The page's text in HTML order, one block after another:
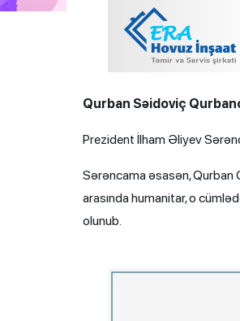
Qurban Səidoviç
Prezident İlham Əliyev
Sərəncama əsasən, Qurban
arasında humanitar, o
olunub.